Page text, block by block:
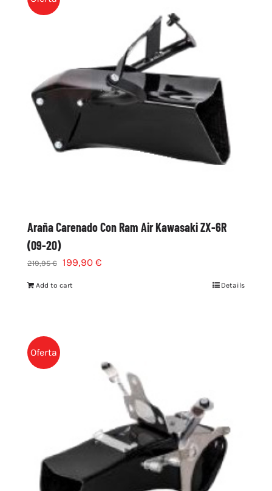
Araña Carenado Con Ram Air Kawasaki ZX-6R
(09-20)
219,95€ 199,90 €
Add to cart Details
Oferta